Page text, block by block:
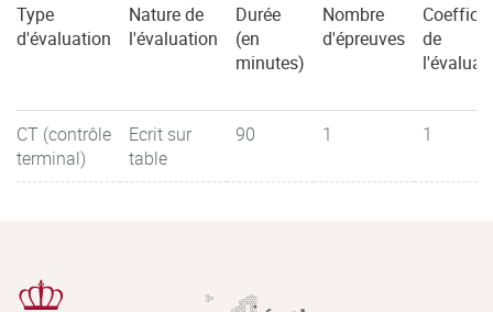
Type
d'évaluation
Nature de
l'évaluation
Durée
(en
minutes)
Nombre
d'épreuves
de
CT (contrôle
terminal)
Ecrit sur
table
90 1 1